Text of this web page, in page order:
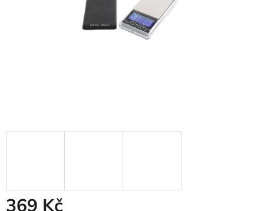
369 Kč